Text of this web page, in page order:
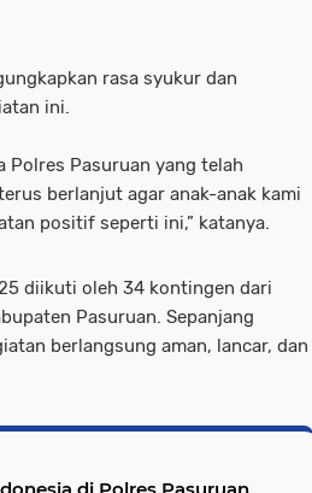
rasa syukur dan
ini.
Polres Pasuruan yang telah
berlanjut agar anak-anak kami
positif seperti ini,” katanya.
diikuti oleh 34 kontingen dari
Pasuruan. Sepanjang
berlangsung aman, lancar, dan